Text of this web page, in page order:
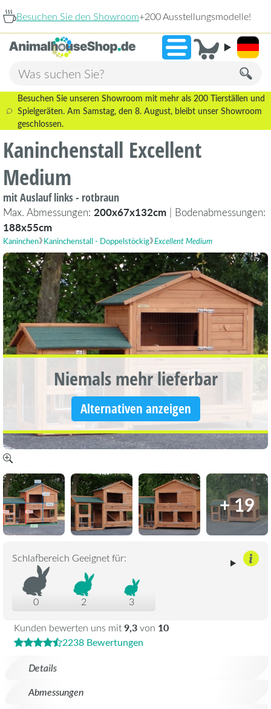
Sie den Showroom+200 Ausstellungsmodelle!
Besuchen Sie unseren Showroom mit mehr als 200 Tierställen und
Spielgeräten. Am Samstag, den 8. August, bleibt unser Showroom
geschlossen.
Kaninchenstall Excellent
Medium
mit Auslauf links - rotbraun
Max. Abmessungen: 200x67x132cm | Bodenabmessungen:
188x55cm
Kaninchen Kaninchenstall - Doppelstöckig Excellent Medium
Niemals mehr lieferbar
Alternativen anzeigen
+ 19
Details
Abmessungen
Schlafbereich Geeignet für:
0 2 3
Kunden bewerten uns mit9,3von 10
2238 Bewertungen